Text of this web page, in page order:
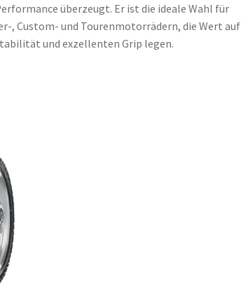
überzeugt. Er ist die ideale Wahl für
, Custom- und Tourenmotorrädern, die Wert auf
und exzellenten Grip legen.